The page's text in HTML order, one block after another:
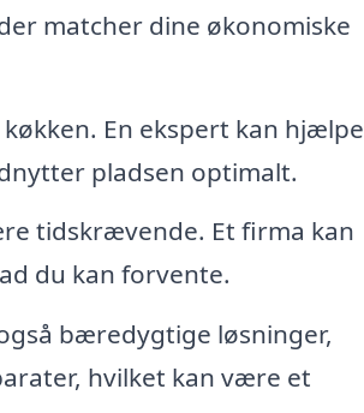
matcher dine økonomiske
En ekspert kan hjælpe
pladsen optimalt.
tidskrævende. Et firma kan
du kan forvente.
bæredygtige løsninger,
hvilket kan være et